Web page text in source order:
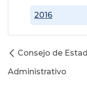
2016
Consejo de
Administrativo